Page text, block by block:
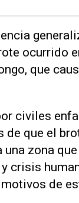
ocurrido
que
civiles
que el
zona
crisis
de